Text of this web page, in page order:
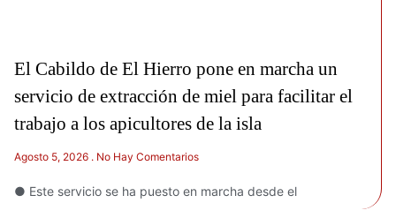
El Cabildo de El Hierro pone en marcha un
servicio de extracción de miel para facilitar el
trabajo a los apicultores de la isla
Agosto 5, 2026 No Hay Comentarios
● Este servicio se ha puesto en marcha desde el